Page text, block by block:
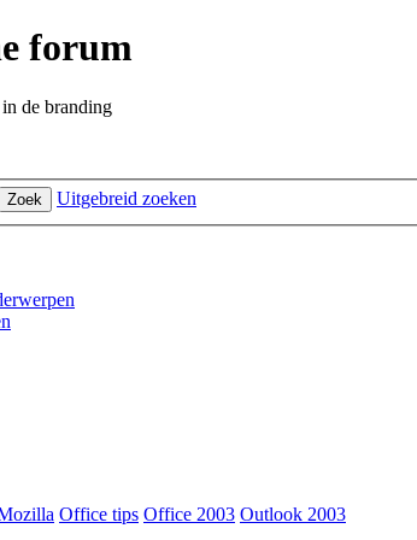
forum
de branding
Zoek Uitgebreid zoeken
Office tips Office 2003 Outlook 2003